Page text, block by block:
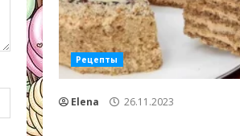
Рецепты
Elena 26.11.2023